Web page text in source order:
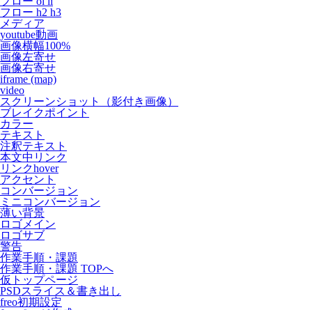
フロー h2 h3
メディア
youtube動画
画像横幅100%
画像左寄せ
画像右寄せ
iframe (map)
video
スクリーンショット（影付き画像）
ブレイクポイント
カラー
テキスト
注釈テキスト
本文中リンク
リンクhover
アクセント
コンバージョン
ミニコンバージョン
薄い背景
ロゴメイン
ロゴサブ
警告
作業手順・課題
作業手順・課題 TOPへ
仮トップページ
PSDスライス＆書き出し
freo初期設定